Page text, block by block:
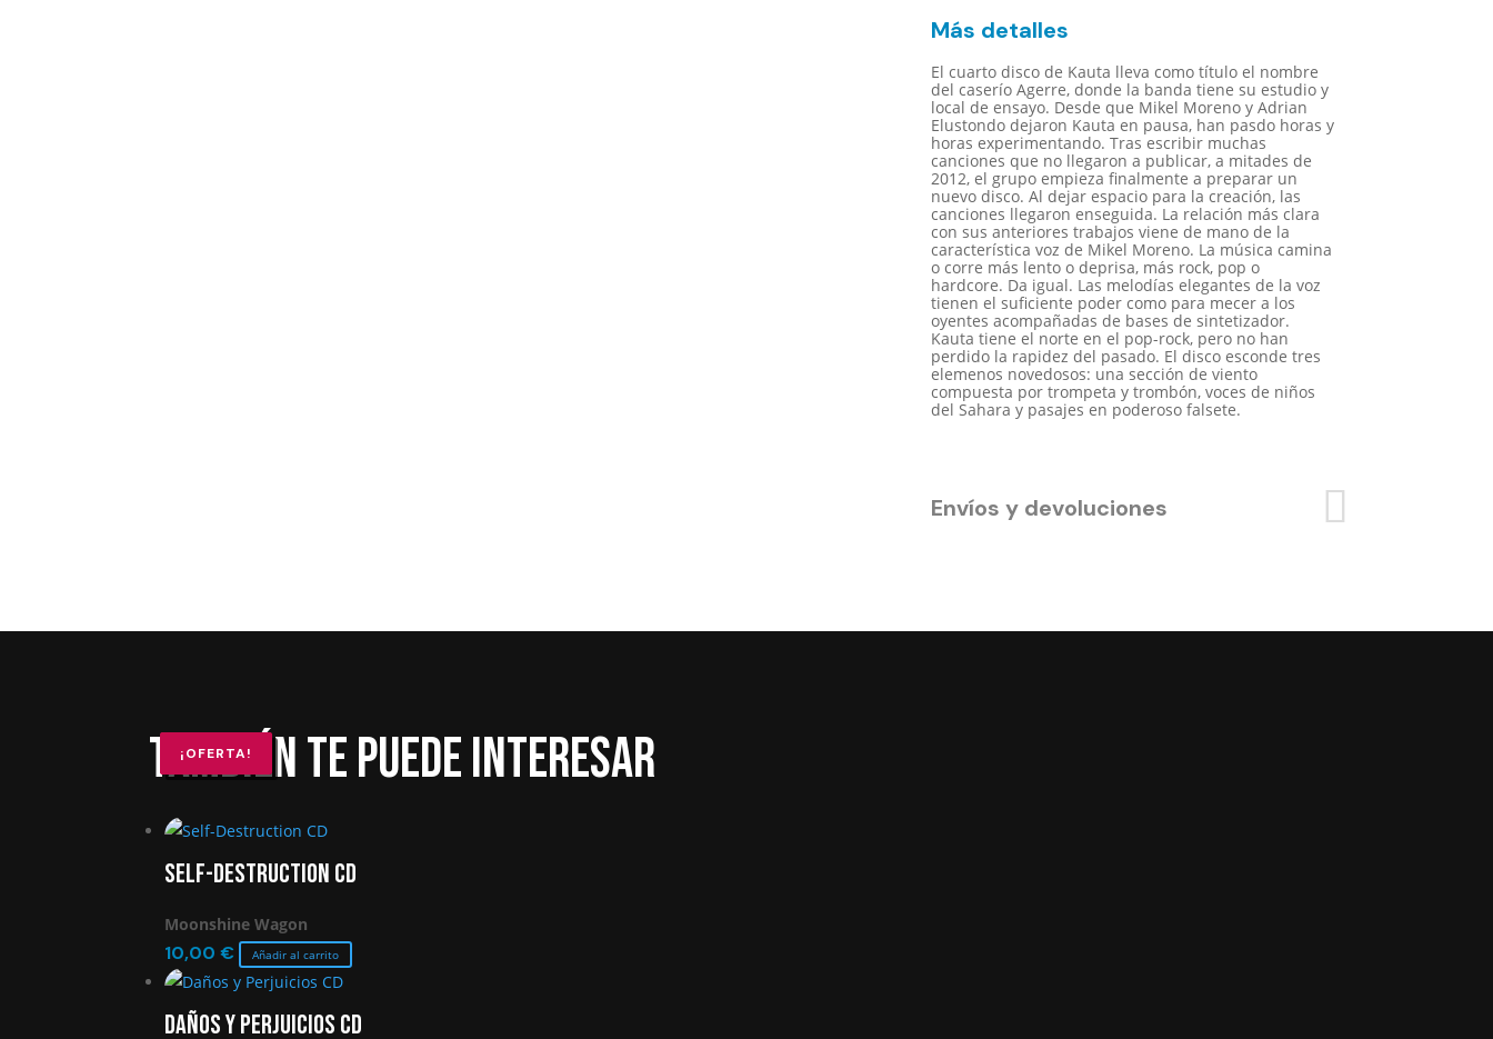
Más detalles
El cuarto disco de Kauta lleva como título el nombre
del caserío Agerre, donde la banda tiene su estudio y
local de ensayo. Desde que Mikel Moreno y Adrian
Elustondo dejaron Kauta en pausa, han pasdo horas y
horas experimentando. Tras escribir muchas
canciones que no llegaron a publicar, a mitades de
2012, el grupo empieza finalmente a preparar un
nuevo disco. Al dejar espacio para la creación, las
canciones llegaron enseguida. La relación más clara
con sus anteriores trabajos viene de mano de la
característica voz de Mikel Moreno. La música camina
o corre más lento o deprisa, más rock, pop o
hardcore. Da igual. Las melodías elegantes de la voz
tienen el suficiente poder como para mecer a los
oyentes acompañadas de bases de sintetizador.
Kauta tiene el norte en el pop-rock, pero no han
perdido la rapidez del pasado. El disco esconde tres
elemenos novedosos: una sección de viento
compuesta por trompeta y trombón, voces de niños
del Sahara y pasajes en poderoso falsete.
Envíos y devoluciones
También te puede interesar
Self-Destruction CD
Moonshine Wagon
10,00€ Añadir al carrito
¡OFERTA!
Daños y Perjuicios CD
¡OFERTA!
¡OFERTA!